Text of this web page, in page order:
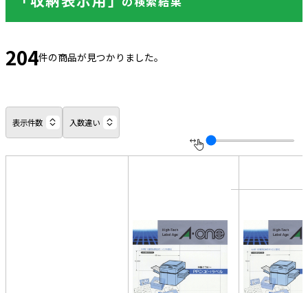
ン
す
204件の商品が見つかりました。
表示件数 入数違い
8